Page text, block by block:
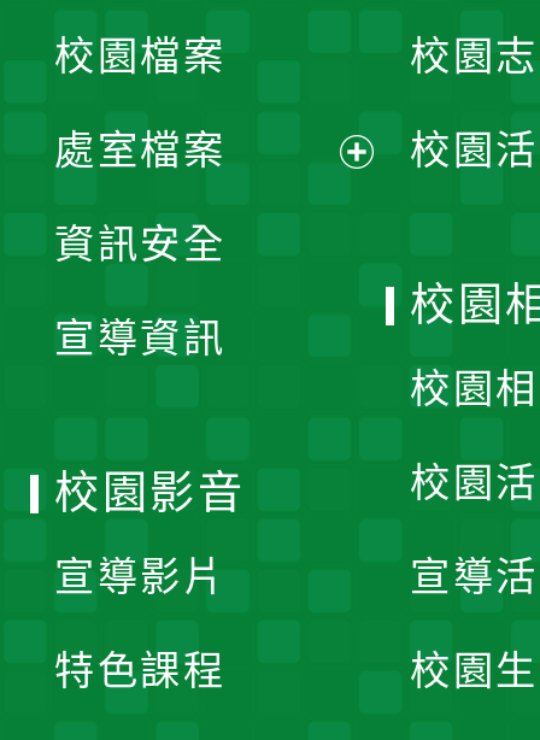
單
校園檔案
處室檔案
資訊安全
宣導資訊
校園
校園
校園
校園
校園
宣導
校園
校園影音
宣導影片
特色課程